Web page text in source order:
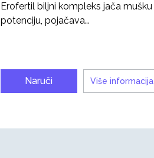
Erofertil biljni kompleks jača mušku
potenciju, pojačava…
Naruči Više informacija